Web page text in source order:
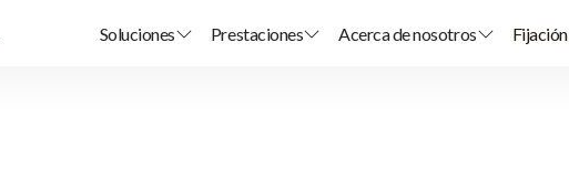
Soluciones Prestaciones Acerca de nosotros Fijación